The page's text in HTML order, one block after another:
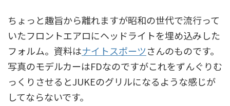
ちょっと趣旨から離れますが昭和の世代で流行って
いたフロントエアロにヘッドライトを埋め込みした
フォルム。資料はナイトスポーツさんのものです。
写真のモデルカーはFDなのですがこれをずんぐりむ
っくりさせるとJUKEのグリルになるような感じが
してならないです。